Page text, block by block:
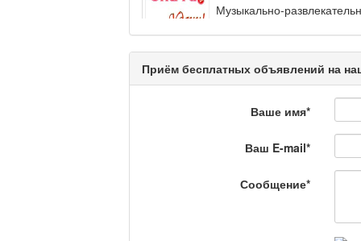
Музыкально-
Кәусар
На полицейской
Еженедельный обзор
Люди в кадре
Приём бесплатных объявлений на
Ваше имя*
Ваш E-mail*
Сообщение*